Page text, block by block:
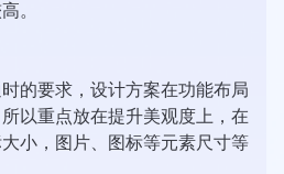
。
的要求，设计方案在功能布局
以重点放在提升美观度上，在
小，图片、图标等元素尺寸等